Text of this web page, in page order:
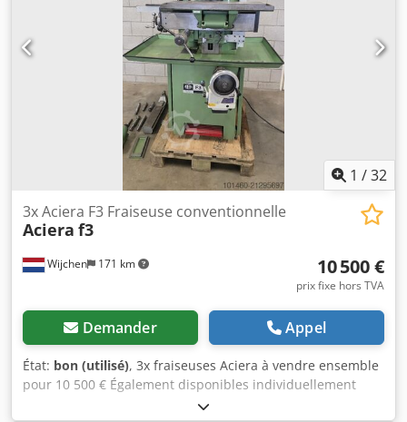
1 /32
Wijchen 171 km
3x Aciera F3 Fraiseuse conventionnelle
Aciera f3
10 500 €
prix fixe hors TVA
Demander Appel
État: bon (utilisé), 3x fraiseuses Aciera à vendre ensemble
pour 10 500 € Également disponibles individuellement
Photo 1 : entraînement à fréquence réglable 4 950 € Photo